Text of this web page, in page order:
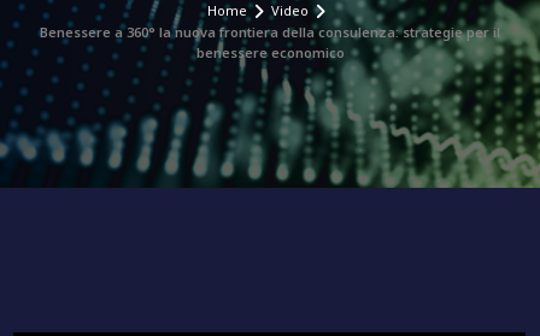
Home
Video
Benessere a 360° la nuova frontiera della consulenza: strategie per il
benessere economico